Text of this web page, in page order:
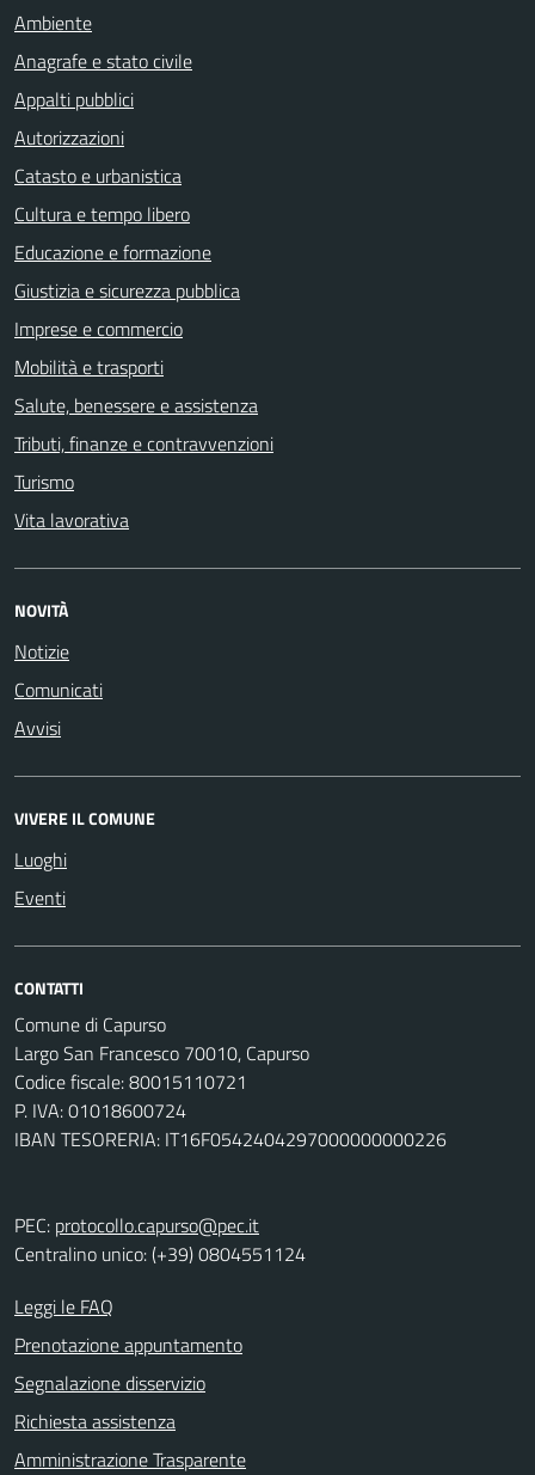
Ambiente
Anagrafe e stato civile
Appalti pubblici
Autorizzazioni
Catasto e urbanistica
Cultura e tempo libero
Educazione e formazione
Giustizia e sicurezza pubblica
Imprese e commercio
Mobilità e trasporti
Salute, benessere e assistenza
Tributi, finanze e contravvenzioni
Turismo
Vita lavorativa
NOVITÀ
Notizie
Comunicati
Avvisi
VIVERE IL COMUNE
Luoghi
Eventi
CONTATTI
Comune di Capurso
Largo San Francesco 70010, Capurso
Codice fiscale: 80015110721
P. IVA: 01018600724
IBAN TESORERIA: IT16F0542404297000000000226
PEC: protocollo.capurso@pec.it
Centralino unico: (+39) 0804551124
Leggi le FAQ
Prenotazione appuntamento
Segnalazione disservizio
Richiesta assistenza
Amministrazione Trasparente